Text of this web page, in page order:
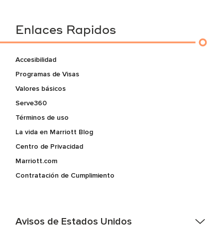
Enlaces Rapidos
Accesibilidad
Programas de Visas
Valores básicos
Serve360
Términos de uso
La vida en Marriott Blog
Centro de Privacidad
Marriott.com
Contratación de Cumplimiento
Avisos de Estados Unidos